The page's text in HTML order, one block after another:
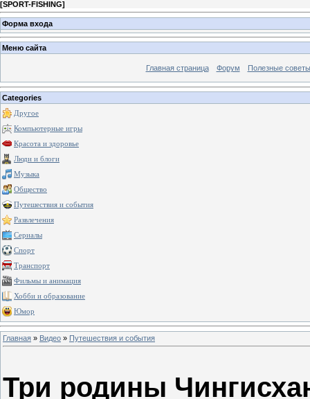
[SPORT-FISHING]
Форма входа
Меню сайта
Главная страница Форум Полезные советы
Categories
Другое
Компьютерные игры
Красота и здоровье
Люди и блоги
Музыка
Общество
Путешествия и события
Развлечения
Сериалы
Спорт
Транспорт
Фильмы и анимация
Хобби и образование
Юмор
Главная » Видео » Путешествия и события
Три родины